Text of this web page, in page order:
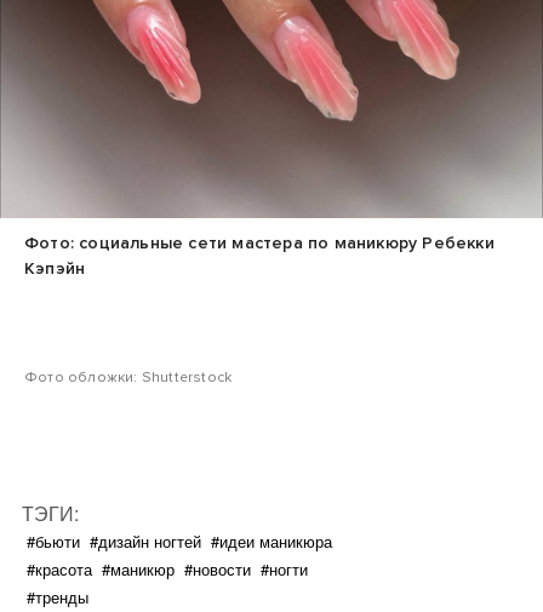
Фото: социальные сети мастера по маникюру Ребекки
Кэпэйн
Фото обложки: Shutterstock
ТЭГИ:
#бьюти #дизайн ногтей #идеи маникюра
#красота #маникюр #новости #ногти
#тренды